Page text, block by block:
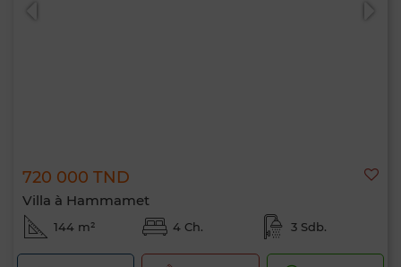
720 000 TND
Villa à Hammamet
144 m² 4 Ch. 3 Sdb.